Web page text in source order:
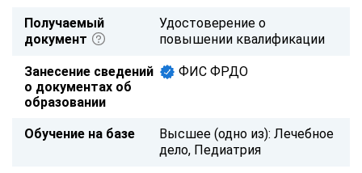
Получаемый
документ
Удостоверение о
повышении квалификации
Занесение сведений
о документах об
образовании
ФИС ФРДО
Обучение на базе
Высшее (одно из): Лечебное
дело, Педиатрия